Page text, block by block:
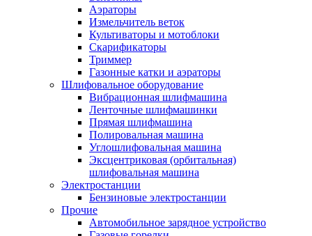
Аэраторы
Измельчитель веток
Культиваторы и мотоблоки
Скарификаторы
Триммер
Газонные катки и аэраторы
Шлифовальное оборудование
Вибрационная шлифмашина
Ленточные шлифмашинки
Прямая шлифмашина
Полировальная машина
Углошлифовальная машина
Эксцентриковая (орбитальная)
шлифовальная машина
Электростанции
Бензиновые электростанции
Прочие
Автомобильное зарядное устройство